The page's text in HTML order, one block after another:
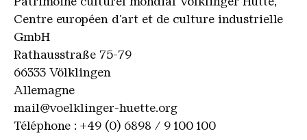
Centre européen d'art et de culture industrielle
GmbH
Rathausstraße 75-79
66333 Völklingen
Allemagne
mail@voelklinger-huette.org
Téléphone : +49 (0) 6898 / 9 100 100